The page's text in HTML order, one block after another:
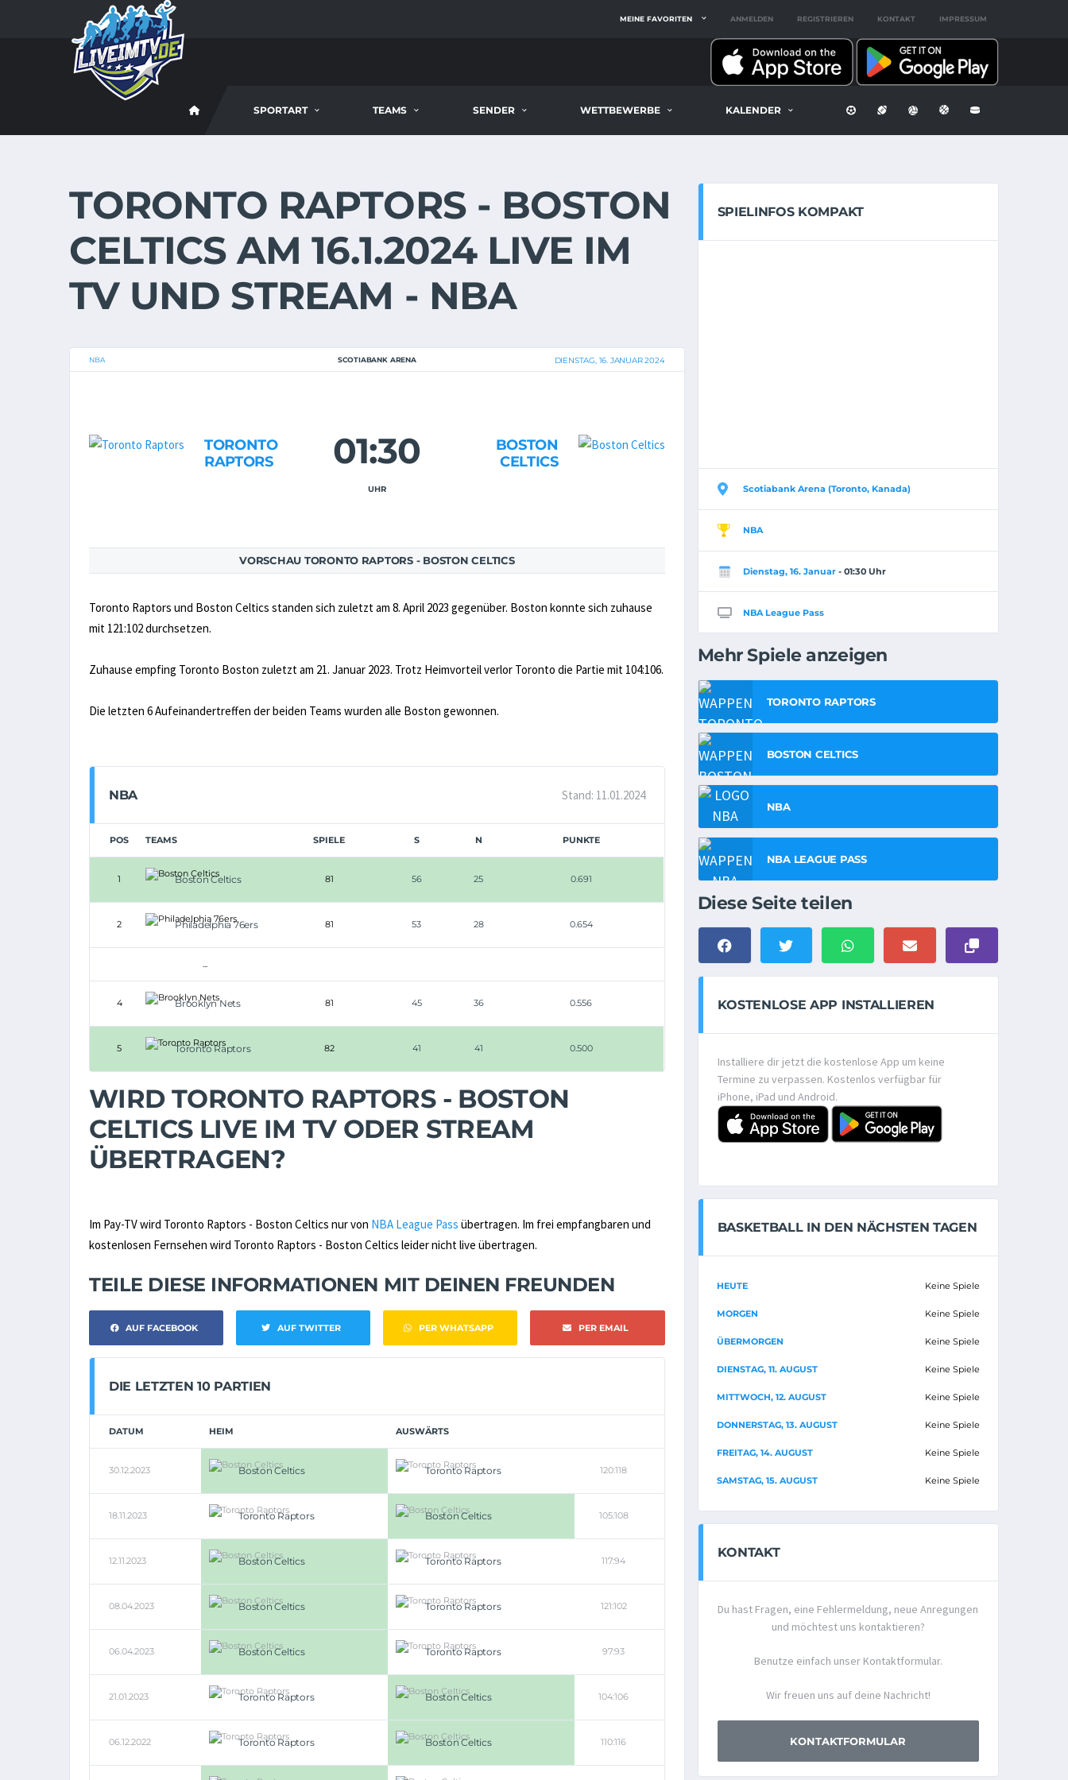
MEINE FAVORITEN ANMELDEN REGISTRIEREN KONTAKT IMPRESSUM
SPORTART TEAMS SENDER WETTBEWERBE KALENDER
TORONTO RAPTORS - BOSTON
CELTICS AM 16.1.2024 LIVE IM
TV UND STREAM - NBA
NBA SCOTIABANK ARENA DIENSTAG, 16. JANUAR 2024
TORONTO
RAPTORS
01:30
UHR
BOSTON
CELTICS
VORSCHAU TORONTO RAPTORS - BOSTON CELTICS
Toronto Raptors und Boston Celtics standen sich zuletzt am 8. April 2023 gegenüber. Boston konnte sich zuhause
mit 121:102 durchsetzen.
Zuhause empfing Toronto Boston zuletzt am 21. Januar 2023. Trotz Heimvorteil verlor Toronto die Partie mit 104:106.
Die letzten 6 Aufeinandertreffen der beiden Teams wurden alle Boston gewonnen.
NBA Stand: 11.01.2024
POS TEAMS SPIELE S N PUNKTE
1 Boston Celtics 81 56 25 0.691
2 Philadelphia 76ers 81 53 28 0.654
...
4 Brooklyn Nets 81 45 36 0.556
5 Toronto Raptors 82 41 41 0.500
WIRD TORONTO RAPTORS - BOSTON
CELTICS LIVE IM TV ODER STREAM
ÜBERTRAGEN?
Im Pay-TV wird Toronto Raptors - Boston Celtics nur von NBA League Pass übertragen. Im frei empfangbaren und
kostenlosen Fernsehen wird Toronto Raptors - Boston Celtics leider nicht live übertragen.
TEILE DIESE INFORMATIONEN MIT DEINEN FREUNDEN
AUF FACEBOOK AUF TWITTER PER WHATSAPP PER EMAIL
DIE LETZTEN 10 PARTIEN
DATUM HEIM AUSWÄRTS
30.12.2023 Boston Celtics Toronto Raptors 120:118
18.11.2023 Toronto Raptors Boston Celtics 105:108
12.11.2023 Boston Celtics Toronto Raptors 117:94
08.04.2023 Boston Celtics Toronto Raptors 121:102
06.04.2023 Boston Celtics Toronto Raptors 97:93
21.01.2023 Toronto Raptors Boston Celtics 104:106
06.12.2022 Toronto Raptors Boston Celtics 110:116
SPIELINFOS KOMPAKT
Scotiabank Arena (Toronto, Kanada)
NBA
Dienstag, 16. Januar- 01:30 Uhr
NBA League Pass
Mehr Spiele anzeigen
TORONTO RAPTORS
BOSTON CELTICS
NBA
NBA LEAGUE PASS
Diese Seite teilen
KOSTENLOSE APP INSTALLIEREN
Installiere dir jetzt die kostenlose App um keine
Termine zu verpassen. Kostenlos verfügbar für
iPhone, iPad und Android.
BASKETBALL IN DEN NÄCHSTEN TAGEN
HEUTE Keine Spiele
MORGEN Keine Spiele
ÜBERMORGEN Keine Spiele
DIENSTAG, 11. AUGUST Keine Spiele
MITTWOCH, 12. AUGUST Keine Spiele
DONNERSTAG, 13. AUGUST Keine Spiele
FREITAG, 14. AUGUST Keine Spiele
SAMSTAG, 15. AUGUST Keine Spiele
KONTAKT
Du hast Fragen, eine Fehlermeldung, neue Anregungen
und möchtest uns kontaktieren?
Benutze einfach unser Kontaktformular.
Wir freuen uns auf deine Nachricht!
KONTAKTFORMULAR